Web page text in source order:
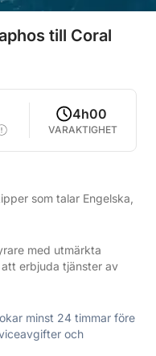
till Coral
4h00
VARAKTIGHET
som talar Engelska,
med utmärkta
erbjuda tjänster av
minst 24 timmar före
och